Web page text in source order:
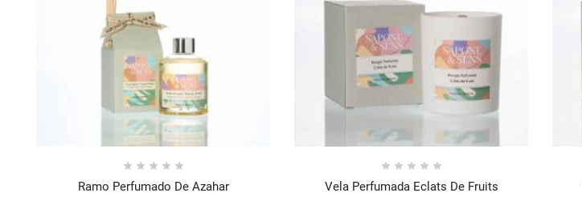
    
Ramo Perfumado De Azahar
    
Vela Perfumada Eclats De Fruits